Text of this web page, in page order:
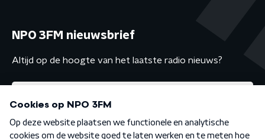
NPO 3FM nieuwsbrief
Altijd op de hoogte van het laatste radio nieuws?